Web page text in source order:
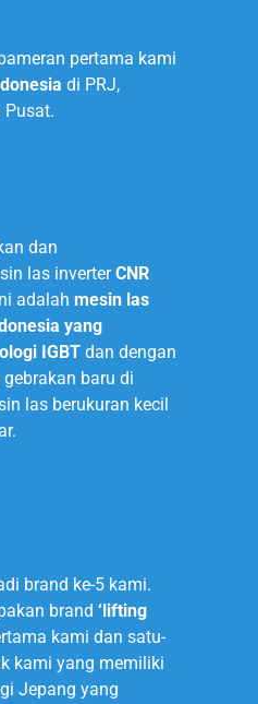
pertama kami
di PRJ,
Pusat.
dan
las inverterCNR
adalah mesin las
yang
IGBTdan dengan
baru di
las berukuran kecil
brand ke-5 kami.
brand ‘lifting
kami dan satu-
kami yang memiliki
Jepang yang